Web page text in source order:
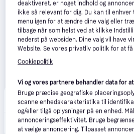
Coolshop 4.9 (53)
39 kr. fragt,1 dag
Flexi - Xtreme - L - Bånd 5m - Black/Orange - Max 65Kg - Klar til levering - Prismatch
deaktiveret, er noget indhold og
ikke så relevant for dig. Du kan til enhver
menu igen for at ændre dine valg eller
tilbage når som helst ved at klikke
nederst på websiden. Dine valg vil have
Website. Se vores privatliv politik for at
Cookiepolitik
Vi og vores partnere behandler data for
Bruge præcise geografiske
scanne enhedskarakteristika til
og/eller tilgå oplysninger på en enhed.
annonceringseffektivitet. Bruge
at vælge annoncering. Tilpasset